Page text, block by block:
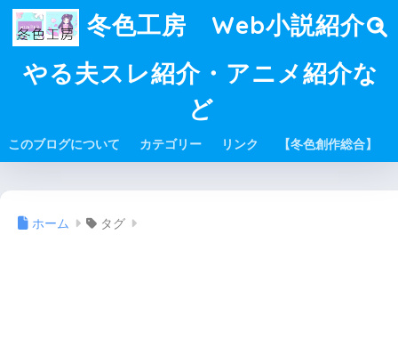
冬色工房 Web小説紹介・
やる夫スレ紹介・アニメ紹介な
ど
このブログについて カテゴリー リンク 【冬色創作総合】
ホーム タグ